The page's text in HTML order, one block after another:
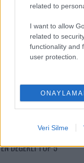
related to
I want to allow
related to
functionality and
user protection.
Veri Silme
EN DEĞERLI TOP 5